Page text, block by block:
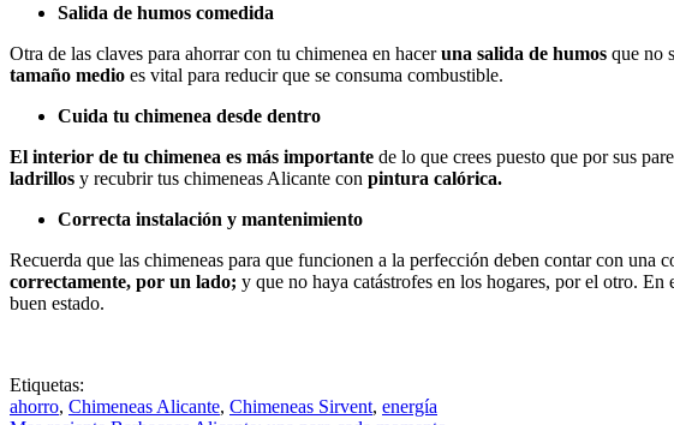
Salida de humos comedida
Otra de las claves para ahorrar con tu chimenea en haceruna salida de humos que no
tamaño medio es vital para reducir que se consuma combustible.
Cuida tu chimenea desde dentro
El interior de tu chimenea es más importante de lo que crees puesto que por sus
ladrillos y recubrir tus chimeneas Alicante con pintura calórica.
Correcta instalación y mantenimiento
Recuerda que las chimeneas para que funcionen a la perfección deben contar con una
correctamente, por un lado; y que no haya catástrofes en los hogares, por el otro. En
buen estado.
Etiquetas:
ahorro, Chimeneas Alicante, Chimeneas Sirvent, energía